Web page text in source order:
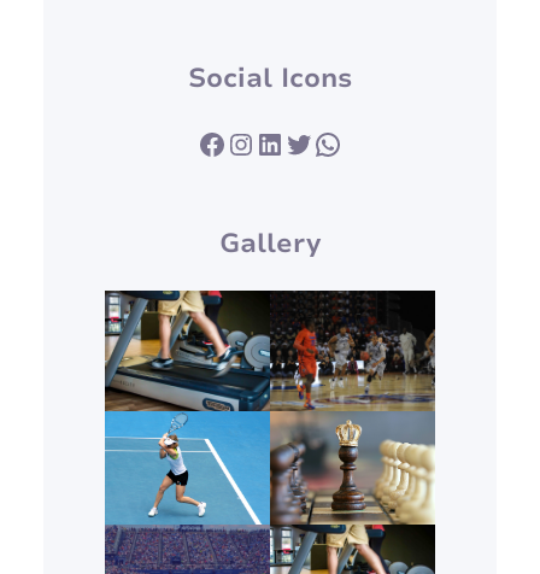
Social Icons
Facebook InstagramLinkedIn Twitter WhatsApp
Gallery